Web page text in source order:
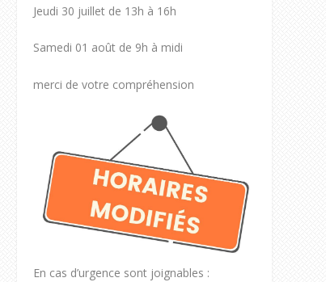
Jeudi 30 juillet de 13h à 16h
Samedi 01 août de 9h à midi
merci de votre compréhension
En cas d’urgence sont joignables :